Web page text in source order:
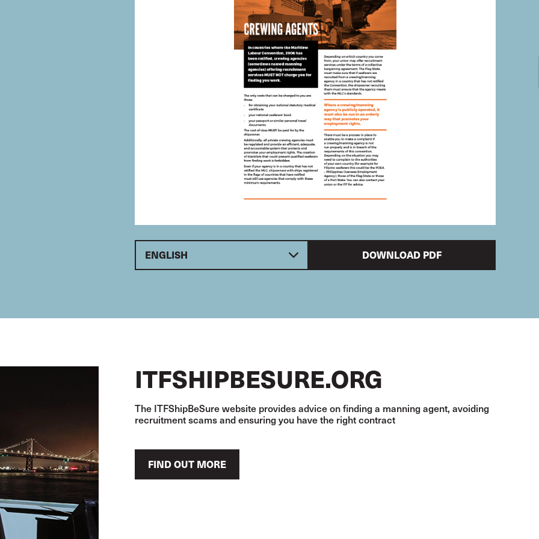
ENGLISH DOWNLOAD PDF
ITFSHIPBESURE.ORG
The ITFShipBeSure website provides advice on finding a manning agent, avoiding
recruitment scams and ensuring you have the right contract
FIND OUT MORE